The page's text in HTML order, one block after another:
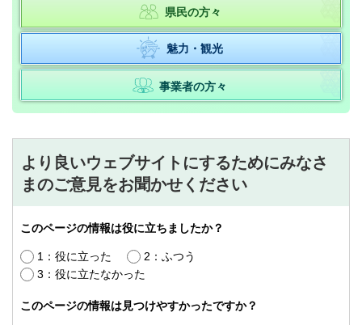
県民の方々
魅力・観光
事業者の方々
より良いウェブサイトにするためにみなさ
まのご意見をお聞かせください
このページの情報は役に立ちましたか？
1：役に立った
2：ふつう
3：役に立たなかった
このページの情報は見つけやすかったですか？